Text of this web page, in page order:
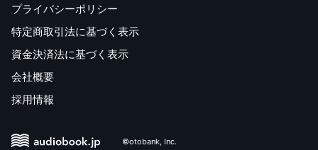
プライバシーポリシー
特定商取引法に基づく表示
資金決済法に基づく表示
会社概要
採用情報
©otobank, Inc.